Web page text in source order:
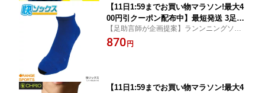
【11日1:59までお買い物マラソン!最大4
00円引クーポン配布中】最短発送 3足ご
購入で1足プレゼント！ プレゼントカラ
ーは選べません 快ソックス つま先ノー
【足助言師が企画提案】ランンニングソッ
クスの新定番！快ソックス誕生！！
870円
【11日1:59までお買い物マラソン!最大4